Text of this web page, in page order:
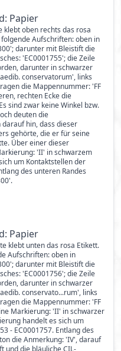
Papier
klebt oben rechts das rosa
Aufschriften: oben in
darunter mit Bleistift die
'EC0001755'; die Zeile
darunter in schwarzer
conservatorum', links
die Mappennummer: 'FF
rechten Ecke die
sind zwar keine Winkel bzw.
deuten die
hin, dass dieser
gehörte, die er für seine
Über einer dieser
'II' in schwarzem
um Kontaktstellen der
des unteren Randes
Papier
klebt unten das rosa Etikett.
Aufschriften: oben in
darunter mit Bleistift die
'EC0001756'; die Zeile
darunter in schwarzer
conservato...rum', links
die Mappennummer: 'FF
Markierung: 'II' in schwarzer
handelt es sich um
- EC0001757. Entlang des
die Anmerkung: 'IV', darauf
und die bläuliche CIL-